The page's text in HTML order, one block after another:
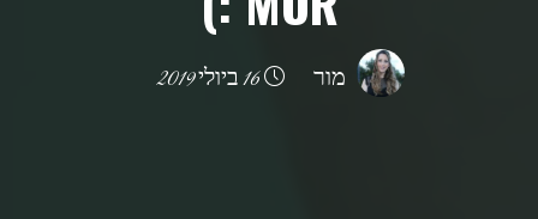
מור 16 ביולי 2019